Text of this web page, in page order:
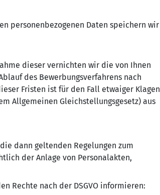
personenbezogenen Daten speichern wir
dieser vernichten wir die von Ihnen
des Bewerbungsverfahrens nach
Fristen ist für den Fall etwaiger Klagen
Allgemeinen Gleichstellungsgesetz) aus
dann geltenden Regelungen zum
der Anlage von Personalakten,
Rechte nach der DSGVO informieren: